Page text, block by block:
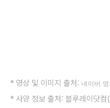
* 영상 및 이미지 출처: 네이버
* 사양 정보 출처: 블루레이닷컴(